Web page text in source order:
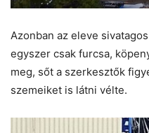
Azonban az eleve
egyszer csak furcsa,
meg, sőt a szerkesztők
szemeiket is látni vélte.